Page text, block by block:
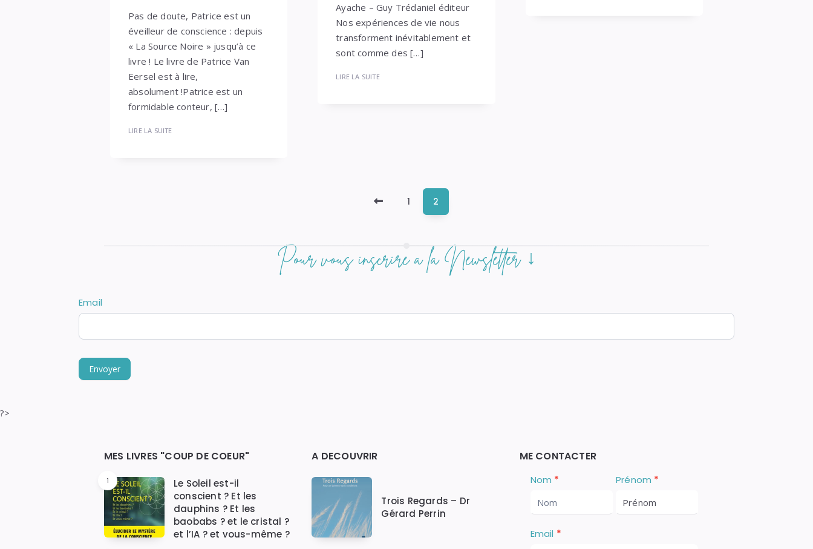
Ayache – Guy Trédaniel éditeur
Nos expériences de vie nous
transforment inévitablement et
sont comme des […]
LIRE LA SUITE
Pas de doute, Patrice est un
éveilleur de conscience : depuis
« La Source Noire » jusqu’à ce
livre ! Le livre de Patrice Van
Eersel est à lire,
absolument !Patrice est un
formidable conteur, […]
LIRE LA SUITE
Newer1 2
Pour vous inscrire à la Newsletter ↓
Email
Envoyer
humain,
ne
pas
champ.
?>
MES LIVRES "COUP DE COEUR"
1
Le Soleil est-il
conscient ? Et les
dauphins ? Et les
baobabs ? et le cristal ?
et l’IA ? et vous-même ?
A DECOUVRIR
Trois Regards – Dr
Gérard Perrin
ME CONTACTER
Nous
Contacter
Nom * Prénom *
Email *
S
o
s